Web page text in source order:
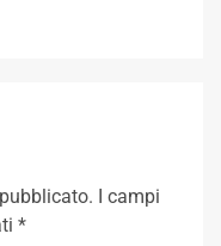
I campi
*